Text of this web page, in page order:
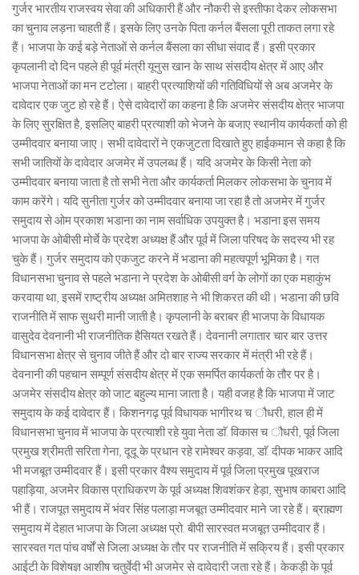
गुर्जर भारतीय राजस्वय सेवा की अधिकारी हैं और नौकरी से इस्तीफा देकर लोकसभा
का चुनाव लड़ना चाहती हैं। इसके लिए उनके पिता कर्नल बैंसला पूरी ताकत लगा रहे
हैं। भाजपा के कई बड़े नेताओं से कर्नल बैंसला का सीधा संवाद हैं। इसी प्रकार
कृपलानी दो दिन पहले ही पूर्व मंत्री यूनुस खान के साथ संसदीय क्षेत्र में आए और
भाजपा नेताओं का मन टटोला। बाहरी प्रत्याशियों की गतिविधियों से अब अजमेर के
दावेदार एक जुट हो रहे हैं। ऐसे दावेदारों का कहना है कि अजमेर संसदीय क्षेत्र भाजपा
के लिए सुरक्षित है, इसलिए बाहरी प्रत्याशी को भेजने के बजाए स्थानीय कार्यकर्ता को ही
उम्मीदवार बनाया जाए। सभी दावेदारों ने एकजुटता दिखाते हुए हाईकमान से कहा है कि
सभी जातियों के दावेदार अजमेर में उपलब्ध हैं। यदि अजमेर के किसी नेता को
उम्मीदवार बनाया जाता है तो सभी नेता और कार्यकर्ता मिलकर लोकसभा के चुनाव में
काम करेंगे। यदि सुनीता गुर्जर को उम्मीदवार बनाया जा रहा है तो अजमेर में गुर्जर
समुदाय से ओम प्रकाश भडाना का नाम सर्वाधिक उपयुक्त है। भडाना इस समय
भाजपा के ओबीसी मोर्चे के प्रदेश अध्यक्ष हैं और पूर्व में जिला परिषद के सदस्य भी रह
चुके हैं। गुर्जर समुदाय को एकजुट करने में भडाना की महत्वपूर्ण भूमिका है। गत
विधानसभा चुनाव से पहले भडाना ने प्रदेश के ओबीसी वर्ग के लोगों का एक महाकुंभ
करवाया था, इसमें राष्ट्रीय अध्यक्ष अमितशाह ने भी शिकरत की थी। भडाना की छवि
राजनीति में साफ सुथरी मानी जाती है। कृपलानी के बराबर ही भाजपा के विधायक
वासुदेव देवनानी भी राजनीतिक हैसियत रखते हैं। देवनानी लगातार चार बार उत्तर
विधानसभा क्षेत्र से चुनाव जीते हैं और दो बार राज्य सरकार में मंत्री भी रहे हैं।
देवनानी की पहचान सम्पूर्ण संसदीय क्षेत्र में एक समर्पित कार्यकर्ता के तौर पर है।
अजमेर संसदीय क्षेत्र को जाट बहुल्य माना जाता है। यही वजह है कि भाजपा में जाट
समुदाय के कई दावेदार हैं। किशनगढ़ पूर्व विधायक भागीरथ च ौधरी, हाल ही में
विधानसभा चुनाव में भाजपा के प्रत्याशी रहे युवा नेता डाॅ. विकास च ौधरी, पूर्व जिला
प्रमुख श्रीमती सरिता गेना, दूदू के प्रधान रहे रामेश्वर कड़वा, डाॅ. दीपक भाकर आदि
भी मजबूत उम्मीदवार हैं। इसी प्रकार वैश्य समुदाय में पूर्व जिला प्रमुख पूखराज
पहाड़िया, अजमेर विकास प्राधिकरण के पूर्व अध्यक्ष शिवशंकर हेड़ा, सुभाष काबरा आदि
भी हैं। राजपूत समुदाय में भंवर सिंह पलाड़ा मजबूत उम्मीदवार माने जा रहे हैं। ब्राह्मण
समुदाय में देहात भाजपा के जिला अध्यक्ष प्रो. बीपी सारस्वत मजबूत उम्मीदवार हैं।
सारस्वत गत पांच वर्षों से जिला अध्यक्ष के तौर पर राजनीति में सक्रिय हैं। इसी प्रकार
आईटी के विशेषज्ञ आशीष चतुर्वेदी भी अजमेर से दावेदारी जता रहे हैं। केकड़ी के पूर्व